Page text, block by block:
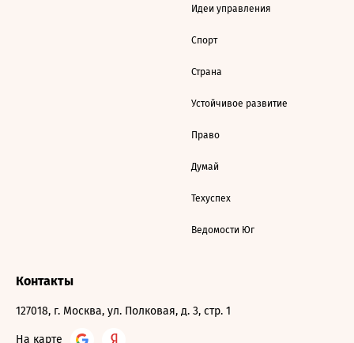
Идеи управления
Спорт
Страна
Устойчивое развитие
Право
Думай
Техуспех
Ведомости Юг
Контакты
127018, г. Москва, ул. Полковая, д. 3, стр. 1
На карте